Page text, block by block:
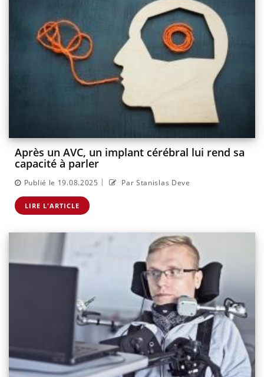
Après un AVC, un implant cérébral lui rend sa
capacité à parler
Publié le 19.08.2025 | Par Stanislas Deve
LIRE L'ARTICLE